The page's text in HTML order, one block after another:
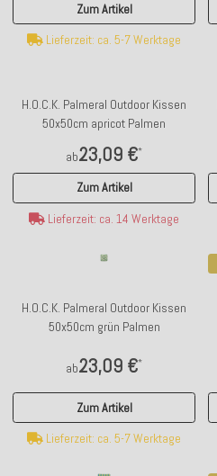
Zum Artikel
Lieferzeit: ca. 5-7 Werktage
H.O.C.K. Palmeral Outdoor Kissen
50x50cm apricot Palmen
ab23,09 €*
Zum Artikel
Lieferzeit: ca. 14 Werktage
H.O.C.K. Palmeral Outdoor Kissen
50x50cm grün Palmen
ab23,09 €*
Zum Artikel
Lieferzeit: ca. 5-7 Werktage